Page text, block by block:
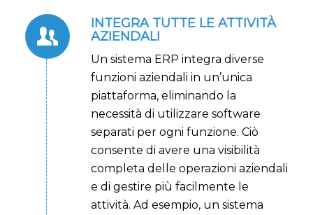
INTEGRA TUTTE LE ATTIVITÀ
AZIENDALI
Un sistema ERP integra diverse
funzioni aziendali in un’unica
piattaforma, eliminando la
necessità di utilizzare software
separati per ogni funzione. Ciò
consente di avere una visibilità
completa delle operazioni aziendali
e di gestire più facilmente le
attività. Ad esempio, un sistema